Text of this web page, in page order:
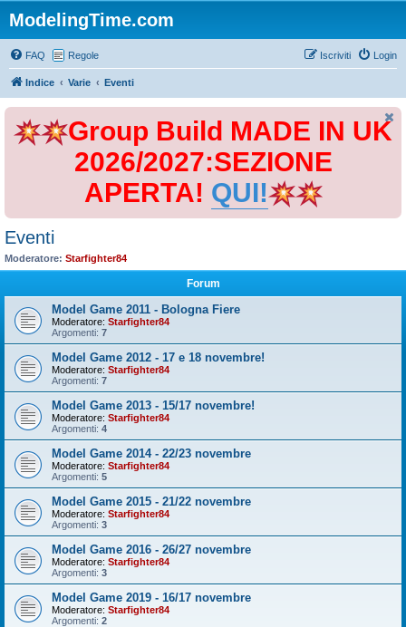
ModelingTime.com
FAQ Regole Login
Iscriviti
Indice Varie Eventi
Group Build MADE IN UK
2026/2027:SEZIONE
APERTA! QUI!
Eventi
Moderatore: Starfighter84
Forum
Model Game 2011 - Bologna Fiere
Moderatore: Starfighter84
Argomenti: 7
Model Game 2012 - 17 e 18 novembre!
Moderatore: Starfighter84
Argomenti: 7
Model Game 2013 - 15/17 novembre!
Moderatore: Starfighter84
Argomenti: 4
Model Game 2014 - 22/23 novembre
Moderatore: Starfighter84
Argomenti: 5
Model Game 2015 - 21/22 novembre
Moderatore: Starfighter84
Argomenti: 3
Model Game 2016 - 26/27 novembre
Moderatore: Starfighter84
Argomenti: 3
Model Game 2019 - 16/17 novembre
Moderatore: Starfighter84
Argomenti: 2